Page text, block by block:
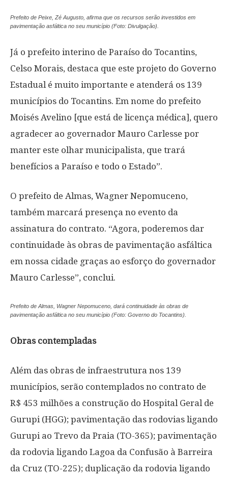
Prefeito de Peixe, Zé Augusto, afirma que os recursos serão investidos em
pavimentação asfáltica no seu município (Foto: Divulgação).
Já o prefeito interino de Paraíso do Tocantins,
Celso Morais, destaca que este projeto do Governo
Estadual é muito importante e atenderá os 139
municípios do Tocantins. Em nome do prefeito
Moisés Avelino [que está de licença médica], quero
agradecer ao governador Mauro Carlesse por
manter este olhar municipalista, que trará
benefícios a Paraíso e todo o Estado”.
O prefeito de Almas, Wagner Nepomuceno,
também marcará presença no evento da
assinatura do contrato. “Agora, poderemos dar
continuidade às obras de pavimentação asfáltica
em nossa cidade graças ao esforço do governador
Mauro Carlesse”, conclui.
Prefeito de Almas, Wagner Nepomuceno, dará continuidade às obras de
pavimentação asfáltica no seu município (Foto: Governo do Tocantins).
Obras contempladas
Além das obras de infraestrutura nos 139
municípios, serão contemplados no contrato de
R$ 453 milhões a construção do Hospital Geral de
Gurupi (HGG); pavimentação das rodovias ligando
Gurupi ao Trevo da Praia (TO-365); pavimentação
da rodovia ligando Lagoa da Confusão à Barreira
da Cruz (TO-225); duplicação da rodovia ligando